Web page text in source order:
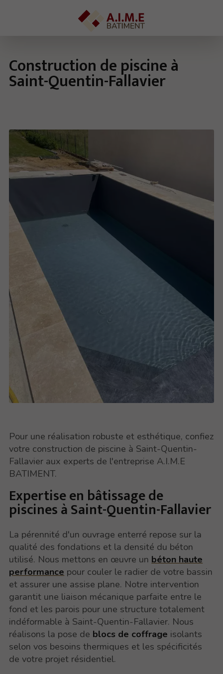
Construction de piscine à
Saint-Quentin-Fallavier
Pour une réalisation robuste et esthétique, confiez
votre construction de piscine à Saint-Quentin-
Fallavier aux experts de l'entreprise A.I.M.E
BATIMENT.
Expertise en bâtissage de
piscines à Saint-Quentin-Fallavier
La pérennité d'un ouvrage enterré repose sur la
qualité des fondations et la densité du béton
utilisé. Nous mettons en œuvre un béton haute
performance pour couler le radier de votre bassin
et assurer une assise plane. Notre intervention
garantit une liaison mécanique parfaite entre le
fond et les parois pour une structure totalement
indéformable à Saint-Quentin-Fallavier. Nous
réalisons la pose de blocs de coffrage isolants
selon vos besoins thermiques et les spécificités
de votre projet résidentiel.